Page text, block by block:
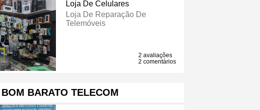
Loja De Celulares
Loja De Reparação De
Telemóveis
2 avaliações
2 comentários
BOM BARATO TELECOM